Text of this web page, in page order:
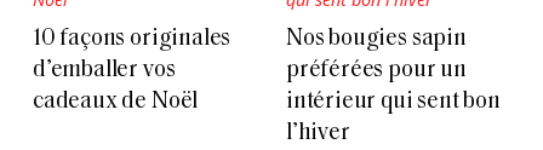
10 façons originales
d’emballer vos
cadeaux de Noël
Nos bougies sapin
préférées pour un
intérieur qui sent bon
l’hiver